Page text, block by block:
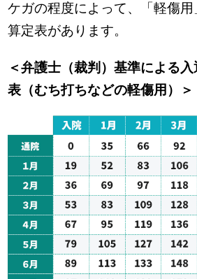
ケガの程度によって、「軽傷
算定表があります。
＜弁護士（裁判）基準による
表（むち打ちなどの軽傷用）＞